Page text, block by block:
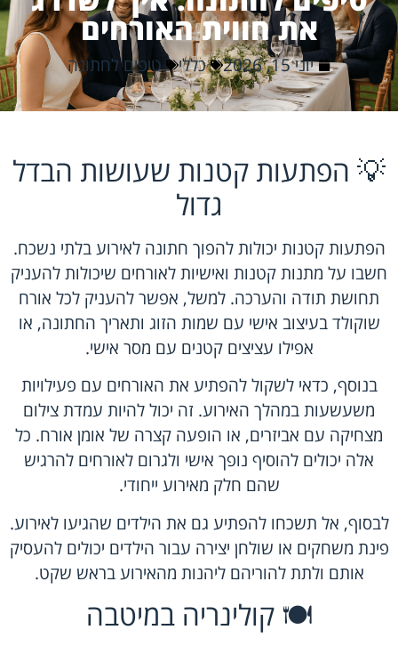
את חווית האורחים
יוני 15, 2026 כללי טיפים לחתונה
💡 הפתעות קטנות שעושות הבדל
גדול
הפתעות קטנות יכולות להפוך חתונה לאירוע בלתי נשכח.
חשבו על מתנות קטנות ואישיות לאורחים שיכולות להעניק
תחושת תודה והערכה. למשל, אפשר להעניק לכל אורח
שוקולד בעיצוב אישי עם שמות הזוג ותאריך החתונה, או
אפילו עציצים קטנים עם מסר אישי.
בנוסף, כדאי לשקול להפתיע את האורחים עם פעילויות
משעשעות במהלך האירוע. זה יכול להיות עמדת צילום
מצחיקה עם אביזרים, או הופעה קצרה של אומן אורח. כל
אלה יכולים להוסיף נופך אישי ולגרום לאורחים להרגיש
שהם חלק מאירוע ייחודי.
לבסוף, אל תשכחו להפתיע גם את הילדים שהגיעו לאירוע.
פינת משחקים או שולחן יצירה עבור הילדים יכולים להעסיק
אותם ולתת להוריהם ליהנות מהאירוע בראש שקט.
🍽️ קולינריה במיטבה